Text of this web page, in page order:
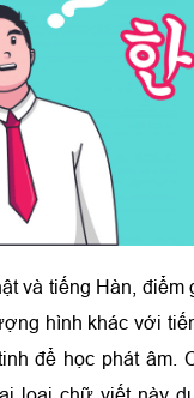
và tiếng Hàn, điểm
hình khác với
để học phát âm.